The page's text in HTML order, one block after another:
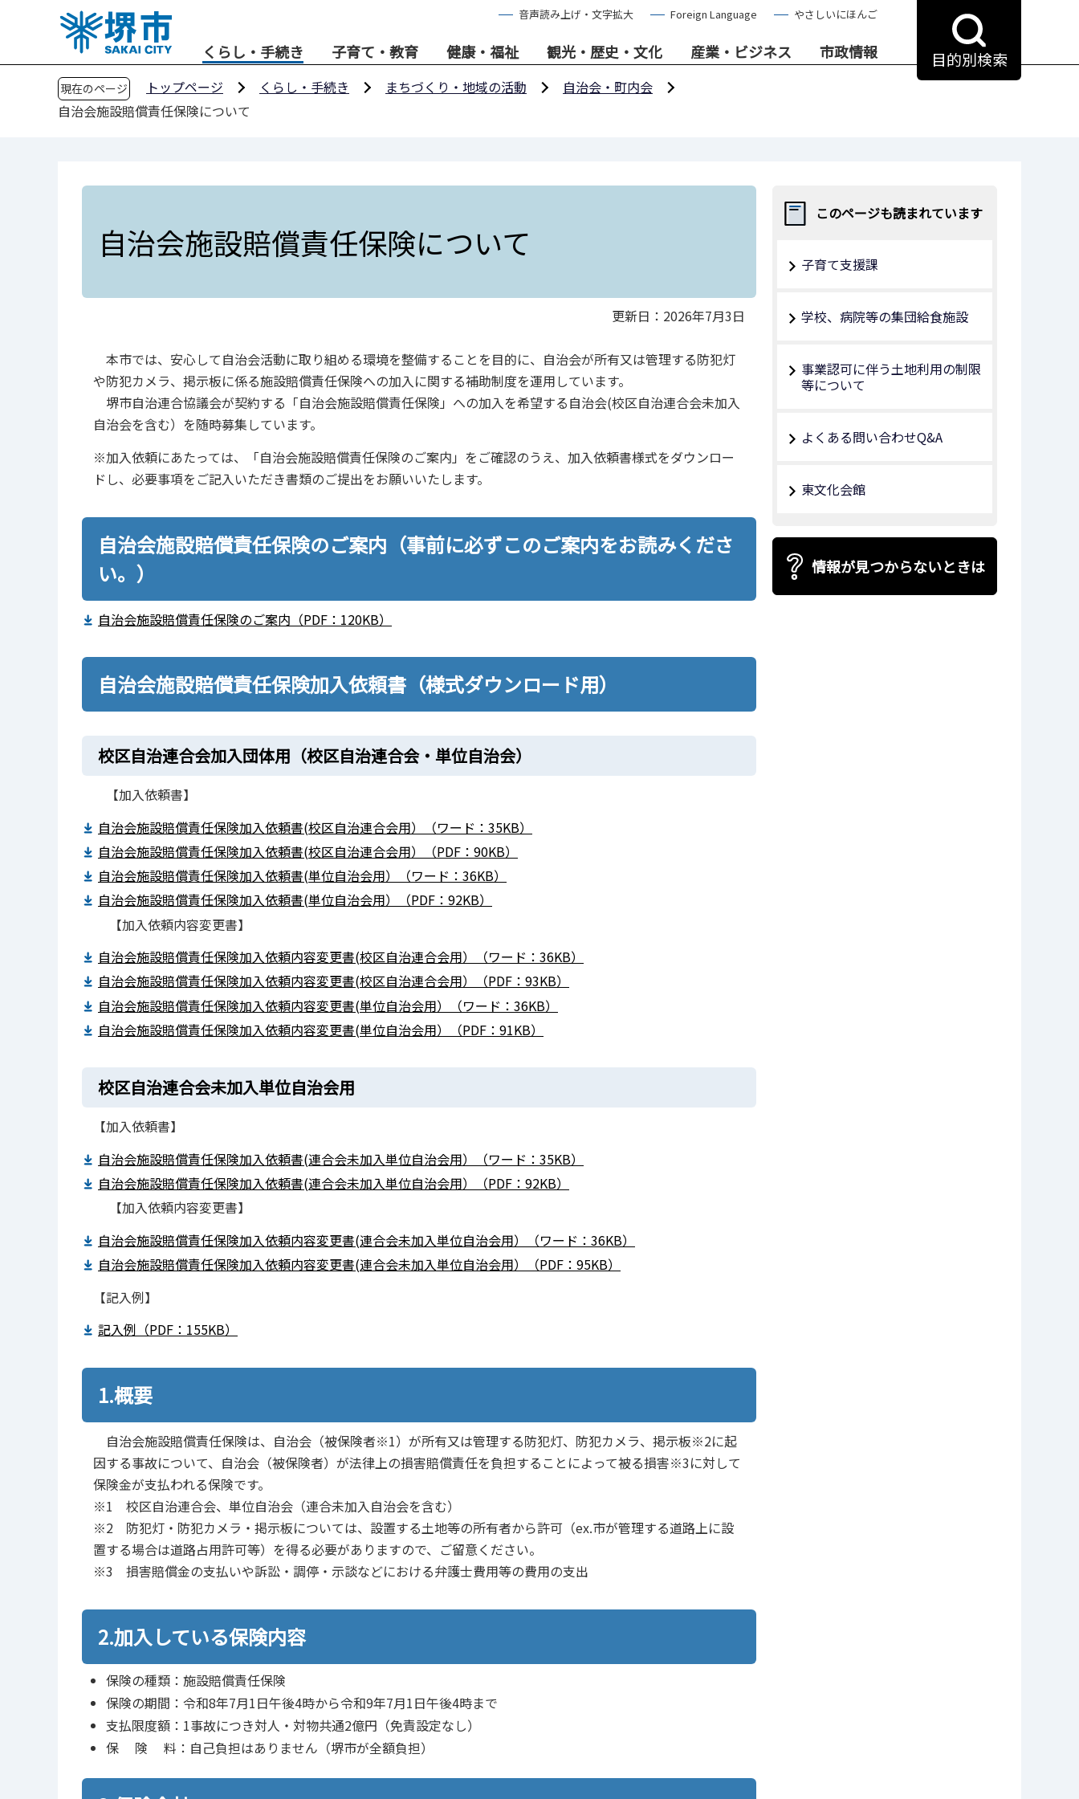
音声読み上げ・文字拡大 Foreign Language やさしいにほんご
くらし・手続き 子育て・教育 健康・福祉 観光・歴史・文化 産業・ビジネス 市政情報 目的別検索
現在のページ トップページ くらし・手続き まちづくり・地域の活動
自治会・町内会
自治会施設賠償責任保険について
自治会施設賠償責任保険について
更新日：2026年7月3日
本市では、安心して自治会活動に取り組める環境を整備することを目的に、自治会が所有又は管理する防犯灯
や防犯カメラ、掲示板に係る施設賠償責任保険への加入に関する補助制度を運用しています。
堺市自治連合協議会が契約する「自治会施設賠償責任保険」への加入を希望する自治会(校区自治連合会未加入
自治会を含む）を随時募集しています。
※加入依頼にあたっては、「自治会施設賠償責任保険のご案内」をご確認のうえ、加入依頼書様式をダウンロー
ドし、必要事項をご記入いただき書類のご提出をお願いいたします。
自治会施設賠償責任保険のご案内（事前に必ずこのご案内をお読みくださ
い。）
自治会施設賠償責任保険のご案内（PDF：120KB）
自治会施設賠償責任保険加入依頼書（様式ダウンロード用）
校区自治連合会加入団体用（校区自治連合会・単位自治会）
【加入依頼書】
自治会施設賠償責任保険加入依頼書(校区自治連合会用）（ワード：35KB）
自治会施設賠償責任保険加入依頼書(校区自治連合会用）（PDF：90KB）
自治会施設賠償責任保険加入依頼書(単位自治会用）（ワード：36KB）
自治会施設賠償責任保険加入依頼書(単位自治会用）（PDF：92KB）
【加入依頼内容変更書】
自治会施設賠償責任保険加入依頼内容変更書(校区自治連合会用）（ワード：36KB）
自治会施設賠償責任保険加入依頼内容変更書(校区自治連合会用）（PDF：93KB）
自治会施設賠償責任保険加入依頼内容変更書(単位自治会用）（ワード：36KB）
自治会施設賠償責任保険加入依頼内容変更書(単位自治会用）（PDF：91KB）
校区自治連合会未加入単位自治会用
【加入依頼書】
自治会施設賠償責任保険加入依頼書(連合会未加入単位自治会用）（ワード：35KB）
自治会施設賠償責任保険加入依頼書(連合会未加入単位自治会用）（PDF：92KB）
【加入依頼内容変更書】
自治会施設賠償責任保険加入依頼内容変更書(連合会未加入単位自治会用）（ワード：36KB）
自治会施設賠償責任保険加入依頼内容変更書(連合会未加入単位自治会用）（PDF：95KB）
【記入例】
記入例（PDF：155KB）
1.概要
自治会施設賠償責任保険は、自治会（被保険者※1）が所有又は管理する防犯灯、防犯カメラ、掲示板※2に起
因する事故について、自治会（被保険者）が法律上の損害賠償責任を負担することによって被る損害※3に対して
保険金が支払われる保険です。
※1 校区自治連合会、単位自治会（連合未加入自治会を含む）
※2 防犯灯・防犯カメラ・掲示板については、設置する土地等の所有者から許可（ex.市が管理する道路上に設
置する場合は道路占用許可等）を得る必要がありますので、ご留意ください。
※3 損害賠償金の支払いや訴訟・調停・示談などにおける弁護士費用等の費用の支出
2.加入している保険内容
保険の種類：施設賠償責任保険
保険の期間：令和8年7月1日午後4時から令和9年7月1日午後4時まで
支払限度額：1事故につき対人・対物共通2億円（免責設定なし）
保 険 料：自己負担はありません（堺市が全額負担）
このページも読まれています
子育て支援課
学校、病院等の集団給食施設
事業認可に伴う土地利用の制限
等について
よくある問い合わせQ&A
東文化会館
情報が見つからないときは